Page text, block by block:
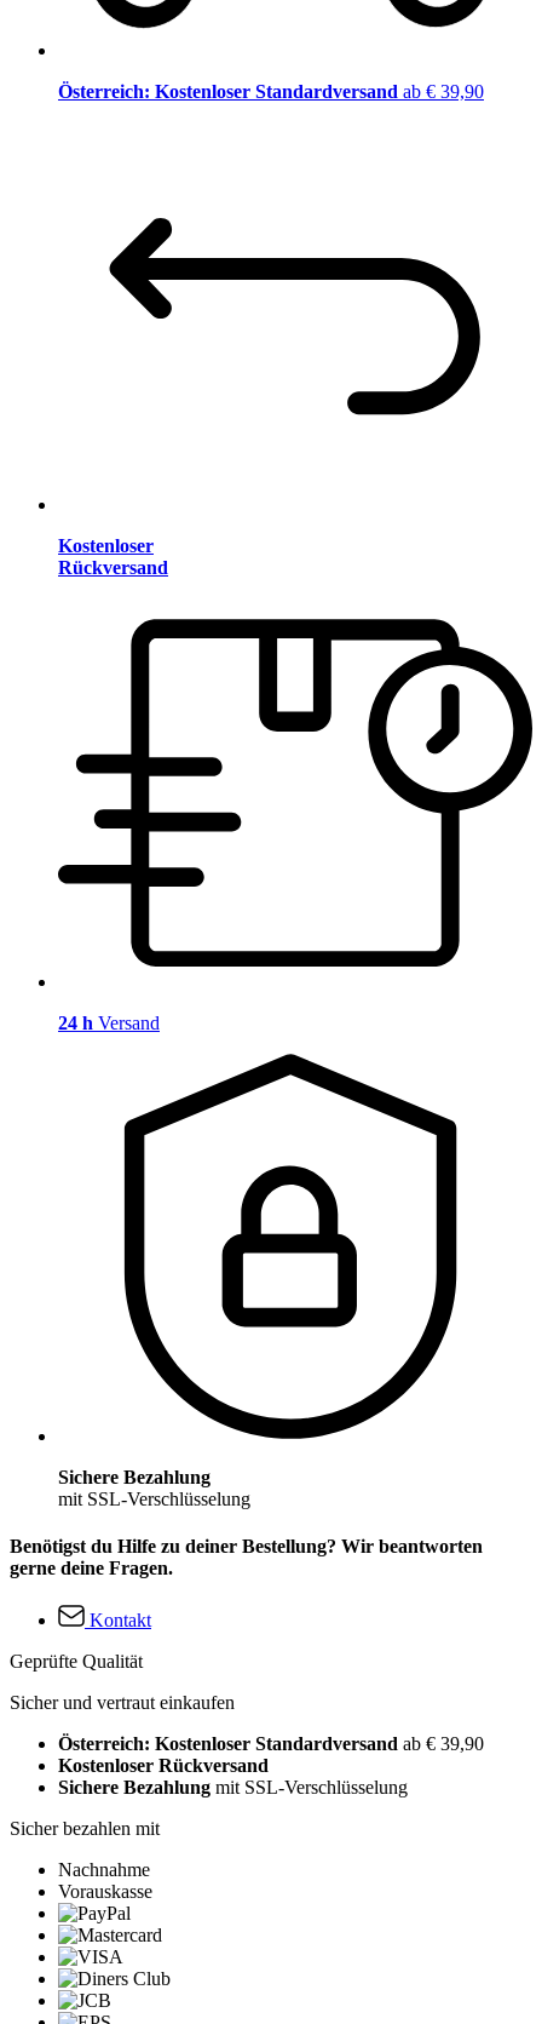
Österreich: Kostenloser Standardversand ab € 39,90
Kostenloser
Rückversand
24 h Versand
Sichere Bezahlung
mit SSL-Verschlüsselung
Benötigst du Hilfe zu deiner Bestellung? Wir beantworten
gerne deine Fragen.
Kontakt
Geprüfte Qualität
Sicher und vertraut einkaufen
Österreich: Kostenloser Standardversand ab € 39,90
Kostenloser Rückversand
Sichere Bezahlung mit SSL-Verschlüsselung
Sicher bezahlen mit
Nachnahme
Vorauskasse